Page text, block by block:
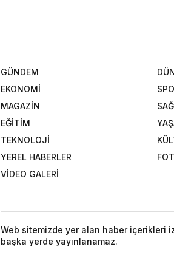
GÜNDEM
EKONOMİ
MAGAZİN
EĞİTİM
TEKNOLOJİ
YEREL HABERLER
VİDEO GALERİ
Web sitemizde yer alan haber içerikleri
başka yerde yayınlanamaz.